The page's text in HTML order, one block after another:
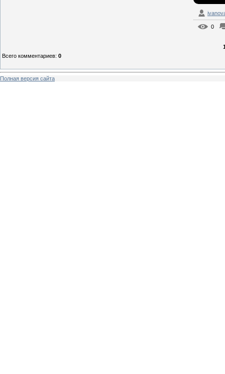
0
Всего комментариев: 0
Полная версия сайта